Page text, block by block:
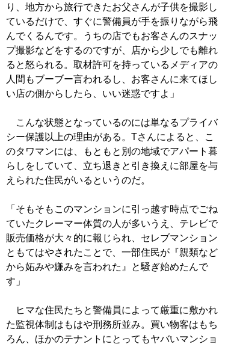
り、地方から旅行できたお父さんが子供を撮影し
ているだけで、すぐに警備員が手を振りながら飛
んでくるんです。うちの店でもお客さんのスナッ
プ撮影などをするのですが、店から少しでも離れ
ると怒られる。取材許可を持っているメディアの
人間もブーブー言われるし、お客さんに来てほし
い店の側からしたら、いい迷惑ですよ」
こんな状態となっているのには単なるプライバ
シー保護以上の理由がある。Tさんによると、こ
のタワマンには、もともと別の地域でアパート暮
らしをしていて、立ち退きと引き換えに部屋を与
えられた住民がいるというのだ。
「そもそもこのマンションに引っ越す時点でごね
ていたクレーマー体質の人が多いうえ、テレビで
販売価格が大々的に報じられ、セレブマンション
ともてはやされたことで、一部住民が『親類など
から妬みや嫌みを言われた』と騒ぎ始めたんで
す」
ヒマな住民たちと警備員によって厳重に敷かれ
た監視体制はもはや刑務所並み。買い物客はもち
ろん、ほかのテナントにとってもヤバいマンショ